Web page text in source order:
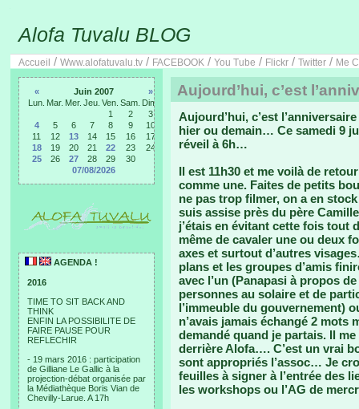
Alofa Tuvalu BLOG
Accueil / Www.alofatuvalu.tv / FACEBOOK / You Tube / Flickr / Twitter / Me
« Juin 2007
»
Lun. Mar. Mer. Jeu. Ven. Sam. Dim.
1
2
3
4
5 6 7 8 9
10
11
12 13 14 15 16
17
18
19 20 21 22 23
24
25
26 27 28 29
30
07/08/2026
AGENDA !
2016
TIME TO SIT BACK AND
THINK
ENFIN LA POSSIBILITE DE
FAIRE PAUSE POUR
REFLECHIR
- 19 mars 2016 : participation
de Gilliane Le Gallic à la
projection-débat organisée par
la Médiathèque Boris Vian de
Chevilly-Larue. A 17h
Aujourd’hui, c’est
Aujourd’hui, c’est
hier ou demain… Ce samedi 9
réveil à 6h…
Il est 11h30 et me voilà de
comme une. Faites de petits
ne pas trop filmer, on a en
suis assise près du père
j’étais en évitant cette fois tout
même de cavaler une ou deux
axes et surtout d’autres
plans et les groupes d’amis
avec l’un (Panapasi à propos
personnes au solaire et de
l’immeuble du gouvernement)
n’avais jamais échangé 2 mots
demandé quand je partais. Il
derrière Alofa…. C’est un vrai
sont appropriés l’assoc… Je
feuilles à signer à l’entrée des
les workshops ou l’AG de